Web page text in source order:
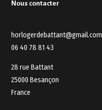
Nous contacter
horlogerdebattant@gmail.com
06 40 78 81 43
28 rue Battant
25000 Besançon
France